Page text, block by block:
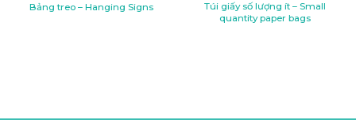
Bảng treo – Hanging Signs
Túi giấy số lượng ít – Small
quantity paper bags